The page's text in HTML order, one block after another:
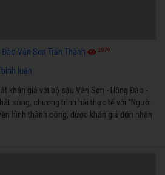
Vân Sơn Trấn Thành 2979
bình luận
khán giả với bộ sậu Vân Sơn - Hồng Đào -
sóng, chương trình hài thực tế với "Người
hình thành công, được khán giả đón nhận
tối Chủ nhật trên HTV7 kể từ ngày